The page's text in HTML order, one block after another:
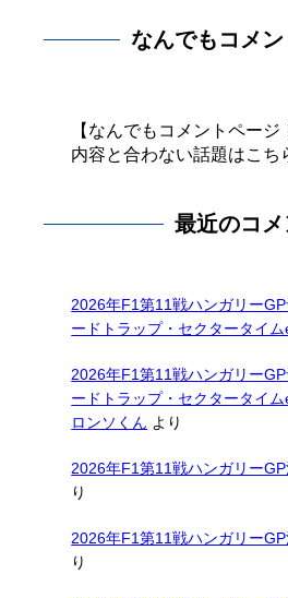
なんでもコメ
【なんでもコメントペー
内容と合わない話題はこち
最近のコメ
2026年F1第11戦ハンガリー
ードトラップ・セクタータイム
2026年F1第11戦ハンガリー
ードトラップ・セクタータイム
ロンソくん より
2026年F1第11戦ハンガリー
り
2026年F1第11戦ハンガリー
り